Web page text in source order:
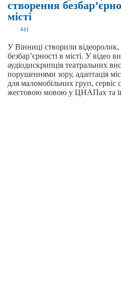
створення
місті
441
У Вінниці створили
безбар’єрності в місті. У відео
аудіодискрипція театральних
порушеннями зору, адаптація
для маломобільних груп, сервіс
жестовою мовою у ЦНАПах та